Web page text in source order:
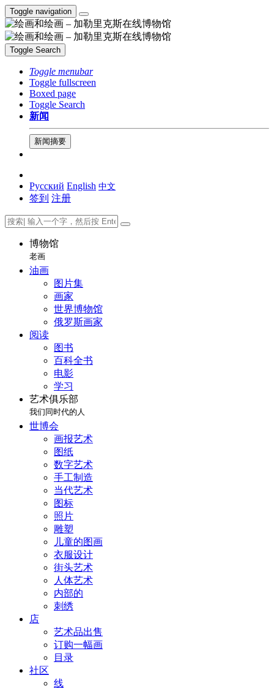
Toggle navigation
Toggle Search
Toggle menubar
Toggle fullscreen
Boxed page
Toggle Search
新闻
新闻摘要
Русский English 中文
签到 注册
博物馆
老画
油画
图片集
画家
世界博物馆
俄罗斯画家
阅读
图书
百科全书
电影
学习
艺术俱乐部
我们同时代的人
世博会
画报艺术
图纸
数字艺术
手工制造
当代艺术
图标
照片
雕塑
儿童的图画
衣服设计
街头艺术
人体艺术
内部的
刺绣
店
艺术品出售
订购一幅画
目录
社区
线